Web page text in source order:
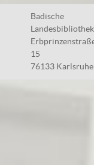
Badische
Landesbibliothek
15
76133 Karlsruhe